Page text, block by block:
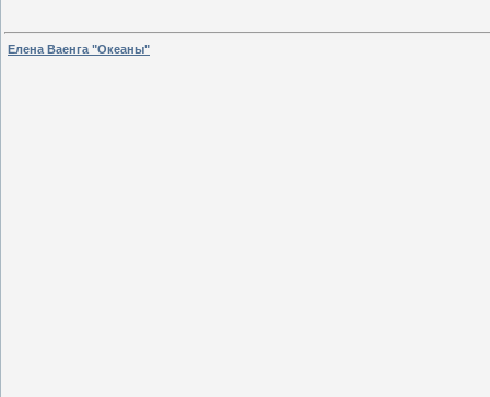
Елена Ваенга "Океаны"